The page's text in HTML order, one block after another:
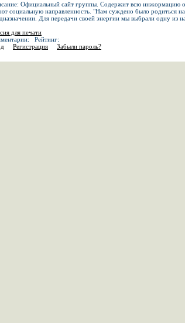
Официальный сайт группы. Содержит всю инжормацию о
социальную направленность. "Нам суждено было родиться
Для передачи своей энергии мы выбрали одну из
для печати
Рейтинг:
Регистрация Забыли пароль?